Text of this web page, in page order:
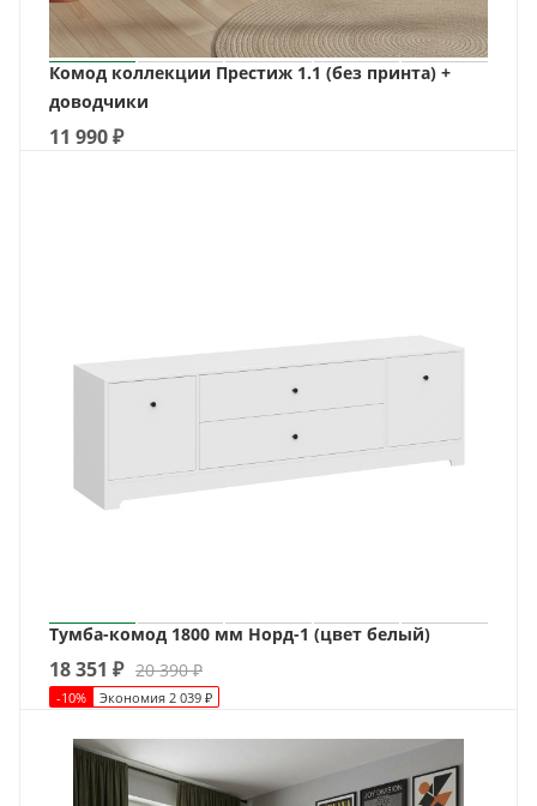
Комод коллекции Престиж 1.1 (без принта) +
доводчики
11 990₽
Тумба-комод 1800 мм Норд-1 (цвет белый)
18 351 ₽ 20 390₽
-10% Экономия 2 039 ₽